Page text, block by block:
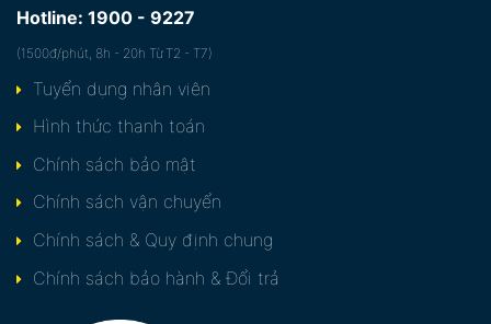
Hotline: 1900 - 9227
(1500đ/phút, 8h - 20h Từ T2 - T7)
Tuyển dụng nhân viên
Hình thức thanh toán
Chính sách bảo mật
Chính sách vận chuyển
Chính sách & Quy định chung
Chính sách bảo hành & Đổi trả